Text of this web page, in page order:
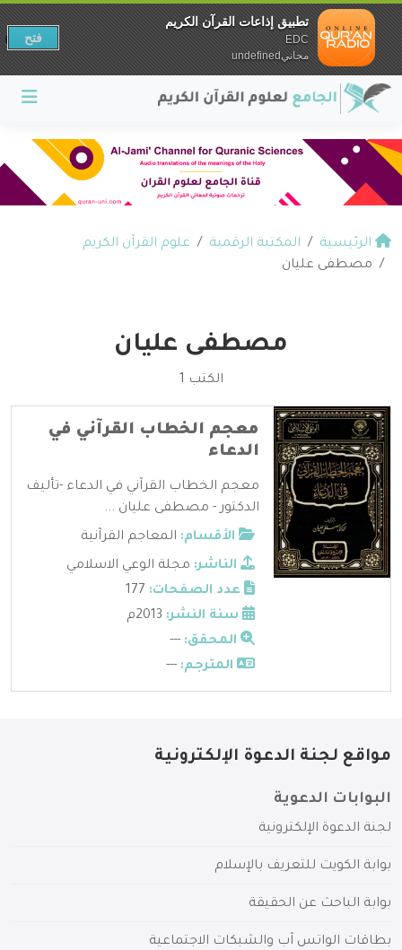
الرئيسية المكتبة الرقمية
علوم القرآن الكريم
مصطفى عليان
مصطفى عليان
الكتب 1
معجم الخطاب القرآني في
الدعاء
معجم الخطاب القرآني في الدعاء -تأليف
الدكتور - مصطفى عليان ...
الأقسام: المعاجم القرآنية
الناشر: مجلة الوعي الاسلامي
عدد الصفحات:
سنة النشر:
المحقق: ---
المترجم: ---
مواقع لجنة الدعوة الإلكترونية
البوابات الدعوية
لجنة الدعوة الإلكترونية
بوابة الكويت للتعريف بالإسلام
بوابة الباحث عن الحقيقة
بطاقات الواتس آب والشبكات الاجتماعية
تطبيق إذاعات القرآن الكريم
EDC
مجانيundefined
فتح